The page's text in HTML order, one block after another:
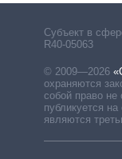
Субъект в
R40-05063
© 2009—2026
охраняются
собой право не
публикуется
являются